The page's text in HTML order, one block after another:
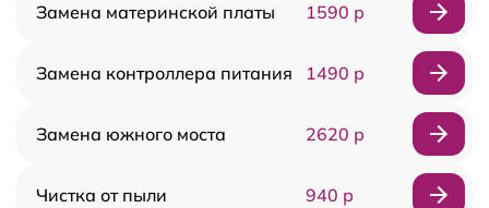
Замена материнской платы 1590 р
Замена контроллера питания 1490 р
Замена южного моста 2620 р
Чистка от пыли 940 р